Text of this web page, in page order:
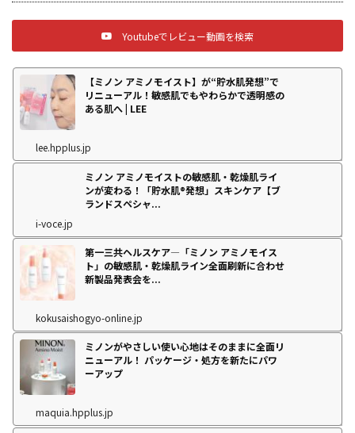
Youtubeでレビュー動画を検索
【ミノン アミノモイスト】が“貯水肌発想”で
リニューアル！敏感肌でもやわらかで透明感の
ある肌へ | LEE
lee.hpplus.jp
ミノン アミノモイストの敏感肌・乾燥肌ライ
ンが変わる！「貯水肌®発想」スキンケア【ブ
ランドスペシャ...
i-voce.jp
第一三共ヘルスケア―「ミノン アミノモイス
ト」の敏感肌・乾燥肌ライン全面刷新に合わせ
新製品発表会を...
kokusaishogyo-online.jp
ミノンがやさしい使い心地はそのままに全面リ
ニューアル！ パッケージ・処方を新たにパワ
ーアップ
maquia.hpplus.jp